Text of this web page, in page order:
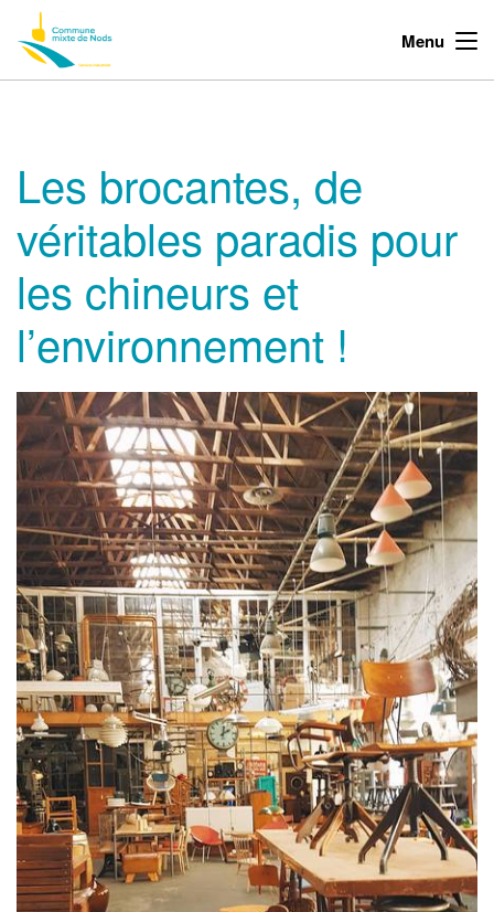
Menu
Les brocantes, de
véritables paradis pour
les chineurs et
l’environnement !